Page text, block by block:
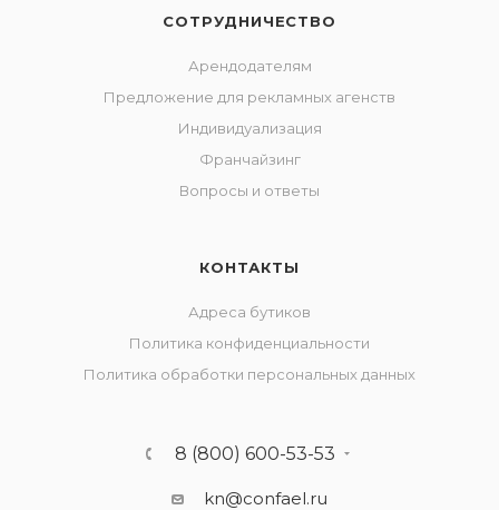
СОТРУДНИЧЕСТВО
Арендодателям
Предложение для рекламных агенств
Индивидуализация
Франчайзинг
Вопросы и ответы
КОНТАКТЫ
Адреса бутиков
Политика конфиденциальности
Политика обработки персональных данных
8 (800) 600-53-53
kn@confael.ru